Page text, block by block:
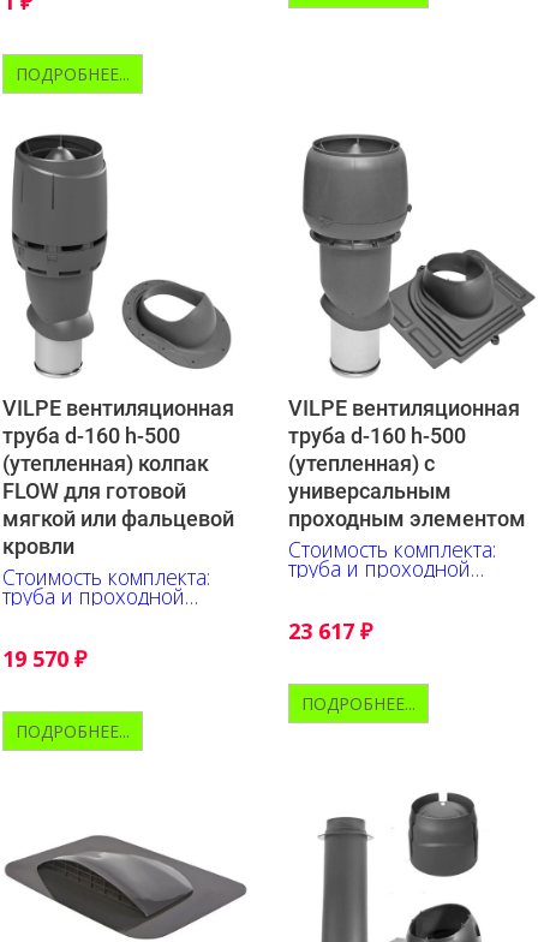
ПОДРОБНЕЕ...
VILPE вентиляционная
труба d-160 h-500
(утепленная) колпак
FLOW для готовой
мягкой или фальцевой
кровли
Стоимость комплекта:
труба и проходной
19 570 ₽
ПОДРОБНЕЕ...
VILPE вентиляционная
труба d-160 h-500
(утепленная) с
универсальным
проходным элементом
Стоимость комплекта:
труба и проходной
23 617 ₽
ПОДРОБНЕЕ...